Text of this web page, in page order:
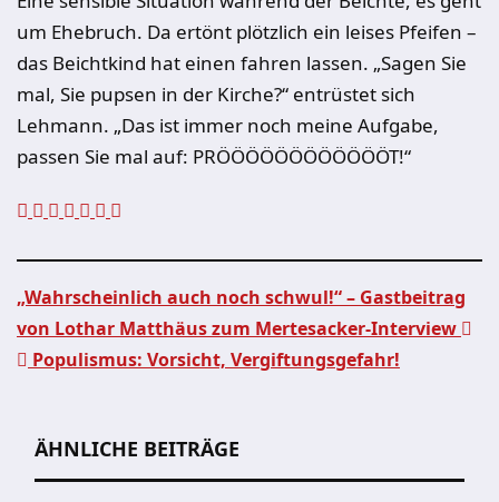
um Ehebruch. Da ertönt plötzlich ein leises Pfeifen –
das Beichtkind hat einen fahren lassen. „Sagen Sie
mal, Sie pupsen in der Kirche?“ entrüstet sich
Lehmann. „Das ist immer noch meine Aufgabe,
passen Sie mal auf: PRÖÖÖÖÖÖÖÖÖÖÖÖT!“
Beitragsnavigation
„Wahrscheinlich auch noch schwul!“ – Gastbeitrag
von Lothar Matthäus zum Mertesacker-Interview
Populismus: Vorsicht, Vergiftungsgefahr!
ÄHNLICHE BEITRÄGE